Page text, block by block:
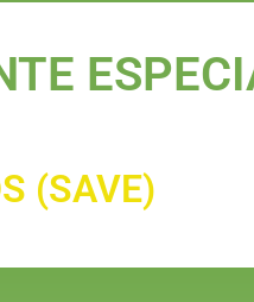
(SAVE)